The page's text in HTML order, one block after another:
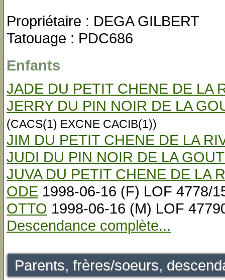
Propriétaire : DEGA GILBERT
Tatouage : PDC686
Enfants
JADE DU PETIT CHENE DE LA
JERRY DU PIN NOIR DE LA
(CACS(1) EXCNE CACIB(1))
JIM DU PETIT CHENE DE LA
JUDI DU PIN NOIR DE LA
JUVA DU PETIT CHENE DE LA
ODE 1998-06-16 (F) LOF 4778/
OTTO 1998-06-16 (M) LOF
Descendance complète...
Parents, frères/soeurs,